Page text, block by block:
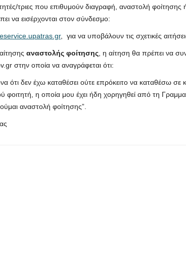
τριες που επιθυμούν διαγραφή, αναστολή
να εισέρχονται στον σύνδεσμο:
, για να υποβάλουν τις σχετικές
αναστολής φοίτησης , η αίτηση θα πρέπει να
στην οποία να αναγράφεται ότι:
ότι δεν έχω καταθέσει ούτε επρόκειτο να καταθέσω
φοιτητή, η οποία μου έχει ήδη χορηγηθεί από τη
αναστολή φοίτησης”.